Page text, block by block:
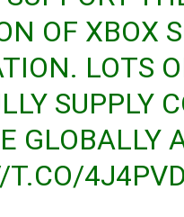
OF XBOX
LOTS
SUPPLY
GLOBALLY